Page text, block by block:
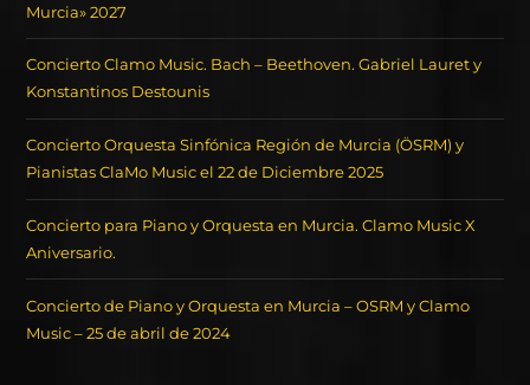
Murcia» 2027
Concierto Clamo Music. Bach – Beethoven. Gabriel Lauret y
Konstantinos Destounis
Concierto Orquesta Sinfónica Región de Murcia (ÖSRM) y
Pianistas ClaMo Music el 22 de Diciembre 2025
Concierto para Piano y Orquesta en Murcia. Clamo Music X
Aniversario.
Concierto de Piano y Orquesta en Murcia – OSRM y Clamo
Music – 25 de abril de 2024